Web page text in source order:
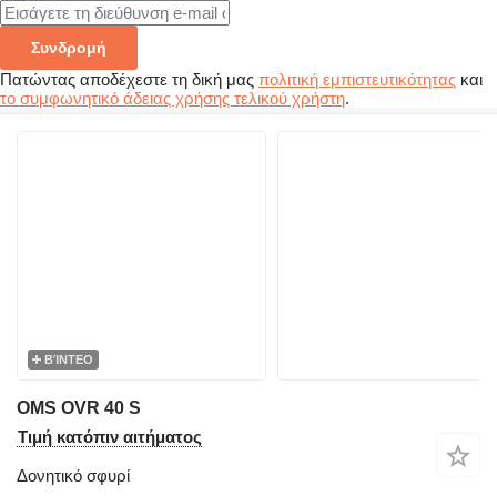
Συνδρομή
Πατώντας αποδέχεστε τη δική μας πολιτική εμπιστευτικότητας και
το συμφωνητικό άδειας χρήσης τελικού χρήστη.
ΒΊΝΤΕΟ
OMS OVR 40 S
Τιμή κατόπιν αιτήματος
Δονητικό σφυρί